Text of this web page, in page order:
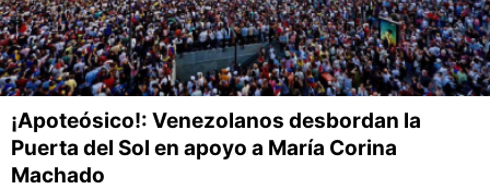
¡Apoteósico!: Venezolanos desbordan la
Puerta del Sol en apoyo a María Corina
Machado